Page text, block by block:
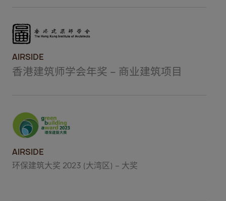
AIRSIDE
香港建筑师学会年奖 – 商业建筑项目
AIRSIDE
环保建筑大奖 2023 (大湾区) – 大奖